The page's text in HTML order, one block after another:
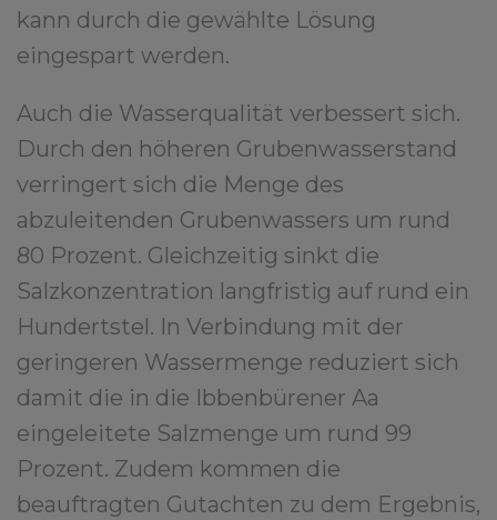
kann durch die gewählte Lösung
eingespart werden.
Auch die Wasserqualität verbessert sich.
Durch den höheren Grubenwasserstand
verringert sich die Menge des
abzuleitenden Grubenwassers um rund
80 Prozent. Gleichzeitig sinkt die
Salzkonzentration langfristig auf rund ein
Hundertstel. In Verbindung mit der
geringeren Wassermenge reduziert sich
damit die in die Ibbenbürener Aa
eingeleitete Salzmenge um rund 99
Prozent. Zudem kommen die
beauftragten Gutachten zu dem Ergebnis,